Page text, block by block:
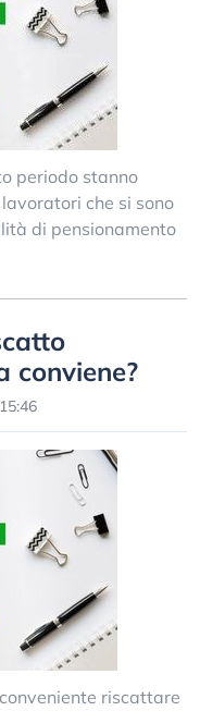
periodo stanno
che si sono
di pensionamento
conviene?
riscattare